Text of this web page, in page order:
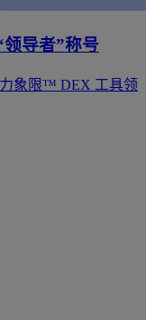
领导者”称号
力象限™ DEX 工具领